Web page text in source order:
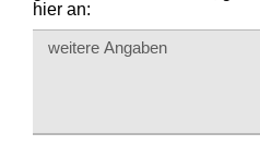
hier an: